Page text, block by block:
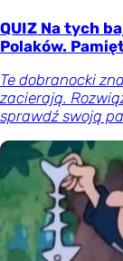
QUIZ Na tych
Polaków.
Te dobranocki
zacierają.
sprawdź swoją